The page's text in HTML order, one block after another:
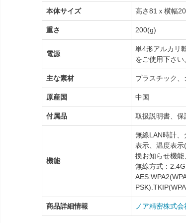
本体サイズ 高さ81ｘ横幅
重さ 200(g)
電源
単4形アルカリ
をご使用下さい
主な素材 プラスチック、
原産国 中国
付属品 取扱説明書、
機能
無線LAN時計、
表示、温度表
換お知らせ機
無線方式：
商品詳細情報 ノア精密株式